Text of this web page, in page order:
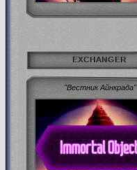
EXCHANGER
"Вестник Айнкрада"